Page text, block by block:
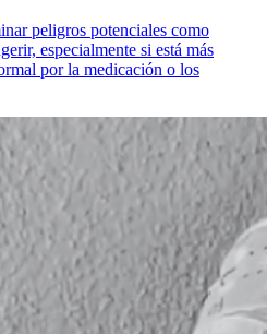
peligros potenciales como
especialmente si está más
por la medicación o los